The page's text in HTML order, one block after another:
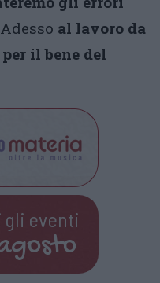
Adesso al lavoro da
il bene del
gli eventi